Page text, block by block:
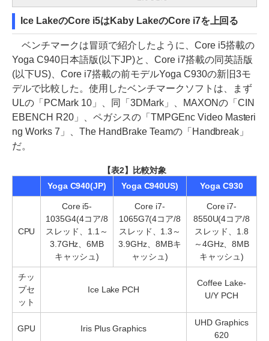
Ice LakeのCore i5はKaby LakeのCore i7を上回る
ベンチマークは冒頭で紹介したように、Core i5搭載の
Yoga C940日本語版(以下JP)と、Core i7搭載の同英語版
(以下US)、Core i7搭載の前モデルYoga C930の新旧3モ
デルで比較した。使用したベンチマークソフトは、まず
ULの「PCMark 10」、同「3DMark」、MAXONの「CIN
EBENCH R20」、ペガシスの「TMPGEnc Video Masteri
ng Works 7」、The HandBrake Teamの「Handbreak」
だ。
【表2】比較対象
Yoga C940(JP)
Yoga C940US) Yoga C930
CPU
Core i5-
1035G4(4コア/8
スレッド、1.1～
3.7GHz、6MB
キャッシュ)
Core i7-
1065G7(4コア/8
スレッド、1.3～
3.9GHz、8MBキ
ャッシュ)
Core i7-
8550U(4コア/8
スレッド、1.8
～4GHz、8MB
キャッシュ)
チッ
プセ
ット
Ice Lake PCH
Coffee Lake-
U/Y PCH
GPU Iris Plus Graphics
UHD Graphics
620